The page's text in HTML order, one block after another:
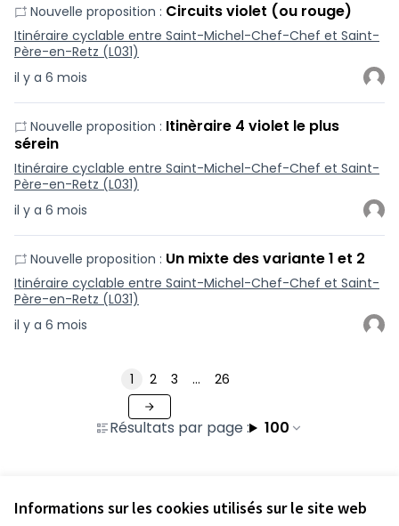
Informations sur les cookies utilisés sur le site web
il y a 6 mois
Nouvelle proposition : Circuits violet (ou rouge)
Itinéraire cyclable entre Saint-Michel-Chef-Chef et Saint-
Père-en-Retz (L031)
il y a 6 mois
Nouvelle proposition : Itinèraire 4 violet le plus
sérein
Itinéraire cyclable entre Saint-Michel-Chef-Chef et Saint-
Père-en-Retz (L031)
il y a 6 mois
Nouvelle proposition : Un mixte des variante 1 et 2
Itinéraire cyclable entre Saint-Michel-Chef-Chef et Saint-
Père-en-Retz (L031)
Résultats par page : 100
1 2 3 … 26